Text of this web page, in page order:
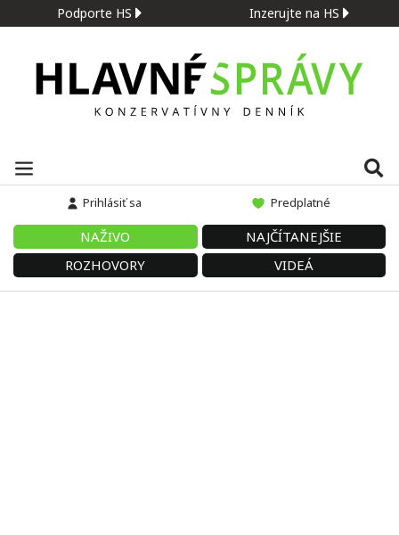
Podporte HS Inzerujte na HS
Prihlásiť sa Predplatné
NAŽIVO
NAJČÍTANEJŠIE
ROZHOVORY
VIDEÁ